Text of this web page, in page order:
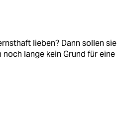
lieben? Dann sollen sie
lange kein Grund für eine